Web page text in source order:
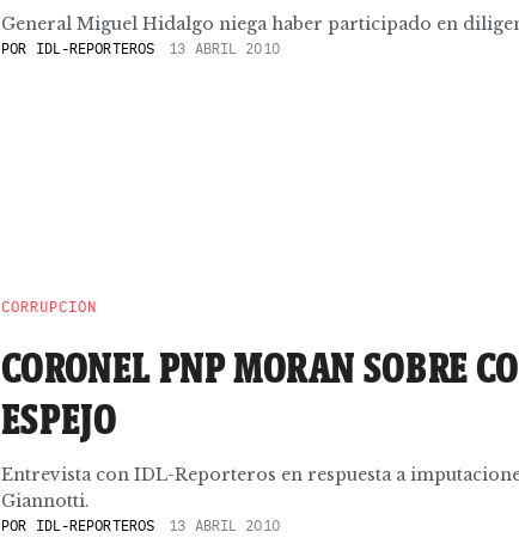
General Miguel Hidalgo niega haber participado en
POR IDL-REPORTEROS 13 ABRIL 2010
CORRUPCIÓN
CORONEL PNP MORAN SOBRE
ESPEJO
Entrevista con IDL-Reporteros en respuesta a
Giannotti.
POR IDL-REPORTEROS 13 ABRIL 2010